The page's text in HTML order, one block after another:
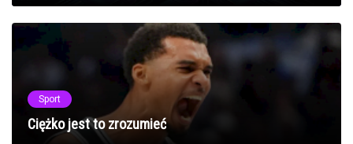
Sport
Ciężko jest to zrozumieć